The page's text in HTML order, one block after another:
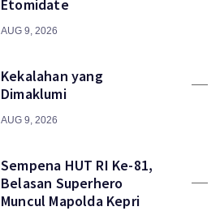
Etomidate
AUG 9, 2026
Kekalahan yang
Dimaklumi
AUG 9, 2026
Sempena HUT RI Ke-81,
Belasan Superhero
Muncul Mapolda Kepri